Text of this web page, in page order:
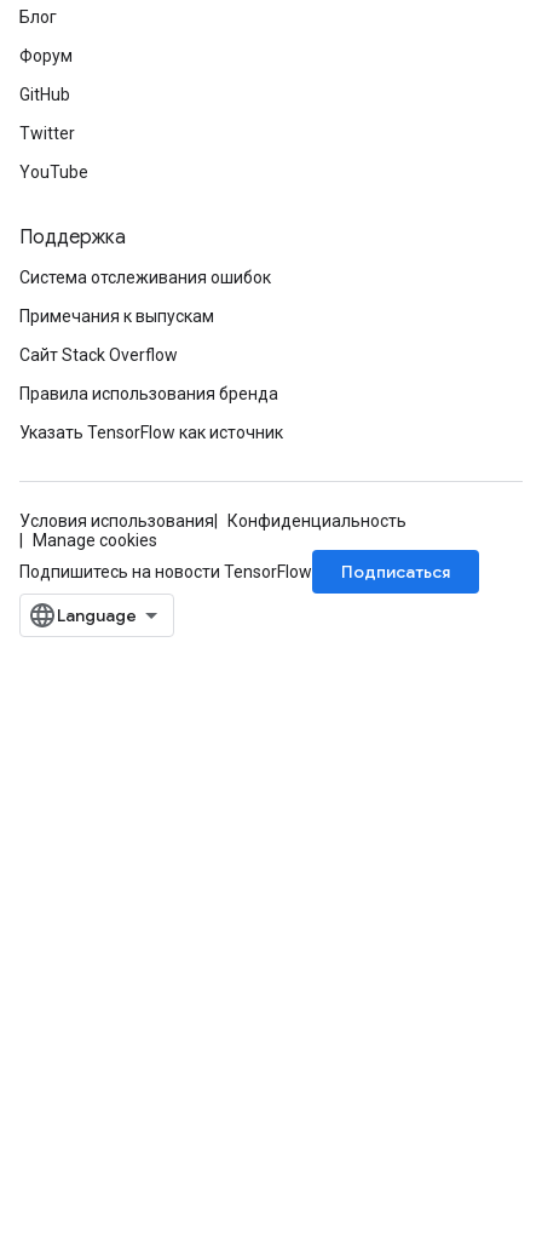
Блог
Форум
GitHub
Twitter
YouTube
Поддержка
Система отслеживания ошибок
Примечания к выпускам
Сайт Stack Overflow
Правила использования бренда
Указать TensorFlow как источник
Условия использования
Конфиденциальность
Manage cookies
Подпишитесь на новости TensorFlow
Подписаться